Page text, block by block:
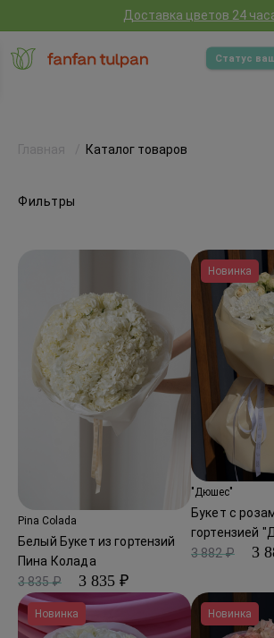
Доставка цветов 24
Статус
Фильтры
Главная Каталог товаров
Pina Colada
Белый Букет из гортензий
Пина Колада
3 835 ₽
3 835 ₽
Новинка
"Дюшес"
Букет с
гортензией
3 882 ₽
3
Новинка Новинка